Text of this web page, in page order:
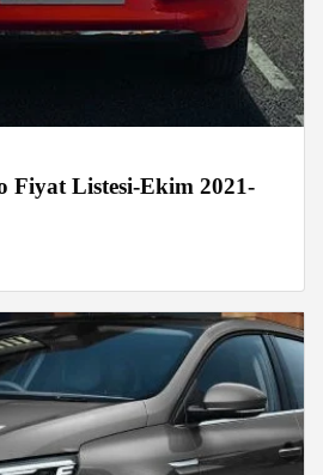
Fiyat Listesi-Ekim 2021-